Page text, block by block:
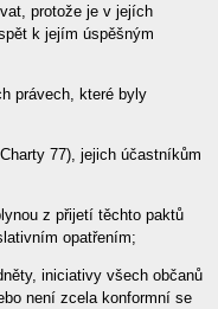
protože je v jejích
k jejím úspěšným
právech, které byly
77), jejich účastníkům
z přijetí těchto paktů
opatřením;
iniciativy všech občanů
není zcela konformní se